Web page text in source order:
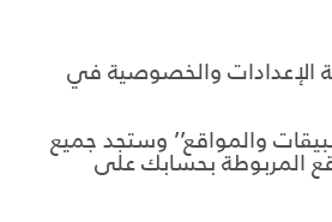
الإعدادات والخصوصية في
والمواقع’’ وستجد جميع
المربوطة بحسابك على